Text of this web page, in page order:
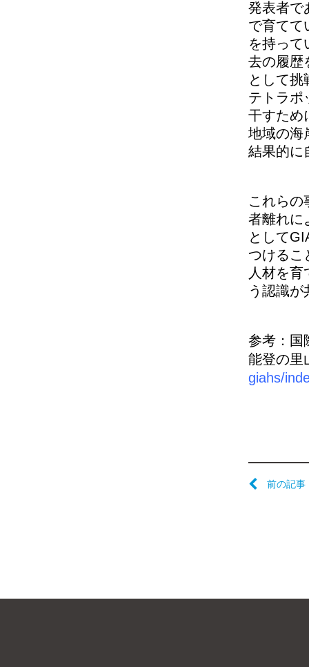
発表者で
で育てて
を持って
去の履歴
として
テトラポ
干すため
地域の海
結果的に
これらの
者離れに
として
つけるこ
人材を
う認識が
参考：国
能登の里
giahs/
前の記事